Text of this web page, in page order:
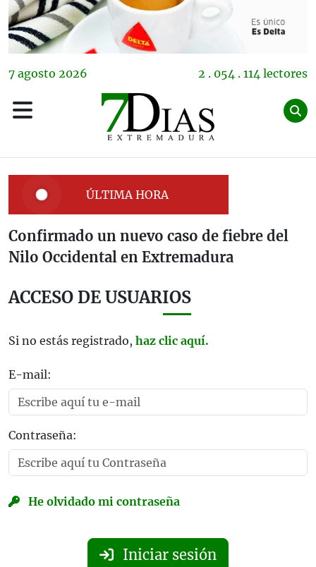
7 agosto 2026 2 . 054 . 114 lectores
ÚLTIMA HORA
Confirmado un nuevo caso de fiebre del
Nilo Occidental en Extremadura
ACCESO DE USUARIOS
Si no estás registrado, haz clic aquí.
E-mail:
Contraseña:
He olvidado mi contraseña
Iniciar sesión